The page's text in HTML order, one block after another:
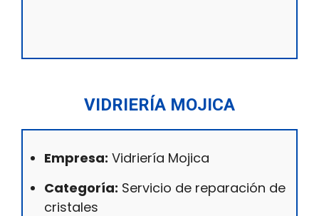
VIDRIERÍA MOJICA
Empresa: Vidriería Mojica
Categoría: Servicio de reparación de
cristales